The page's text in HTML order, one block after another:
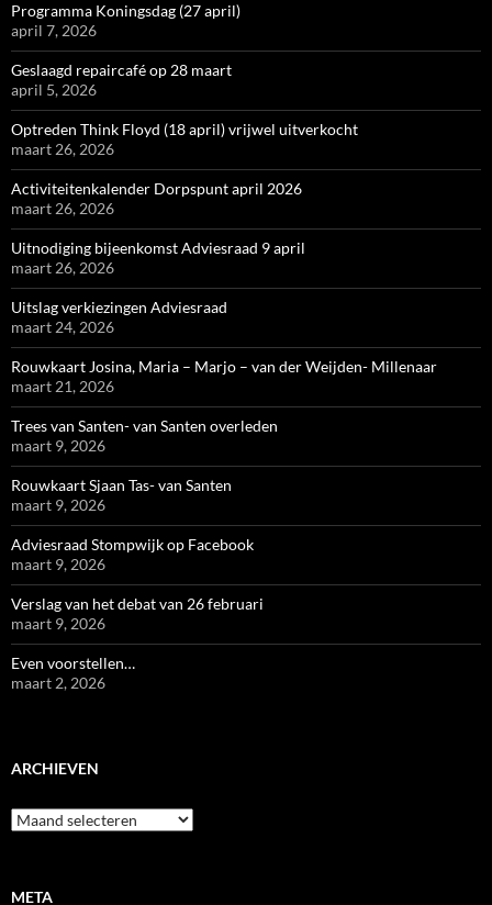
Programma Koningsdag (27 april)
april 7, 2026
Geslaagd repaircafé op 28 maart
april 5, 2026
Optreden Think Floyd (18 april) vrijwel uitverkocht
maart 26, 2026
Activiteitenkalender Dorpspunt april 2026
maart 26, 2026
Uitnodiging bijeenkomst Adviesraad 9 april
maart 26, 2026
Uitslag verkiezingen Adviesraad
maart 24, 2026
Rouwkaart Josina, Maria – Marjo – van der Weijden- Millenaar
maart 21, 2026
Trees van Santen- van Santen overleden
maart 9, 2026
Rouwkaart Sjaan Tas- van Santen
maart 9, 2026
Adviesraad Stompwijk op Facebook
maart 9, 2026
Verslag van het debat van 26 februari
maart 9, 2026
Even voorstellen…
maart 2, 2026
ARCHIEVEN
Archieven
META